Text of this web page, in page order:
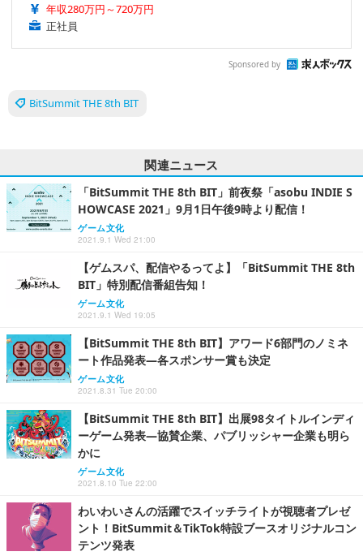
年収280万円～720万円
正社員
Sponsored by
BitSummit THE 8th BIT
関連ニュース
「BitSummit THE 8th BIT」前夜祭「asobu INDIE S
HOWCASE 2021」9月1日午後9時より配信！
ゲーム文化
2021.9.1 Wed 21:00
【ゲムスパ、配信やるってよ】「BitSummit THE 8th
BIT」特別配信番組告知！
ゲーム文化
2021.9.1 Wed 19:05
【BitSummit THE 8th BIT】アワード6部門のノミネ
ート作品発表―各スポンサー賞も決定
ゲーム文化
2021.8.31 Tue 20:00
【BitSummit THE 8th BIT】出展98タイトルインディ
ーゲーム発表―協賛企業、パブリッシャー企業も明ら
かに
ゲーム文化
2021.8.10 Tue 22:00
わいわいさんの活躍でスイッチライトが視聴者プレゼ
ント！BitSummit＆TikTok特設ブースオリジナルコン
テンツ発表